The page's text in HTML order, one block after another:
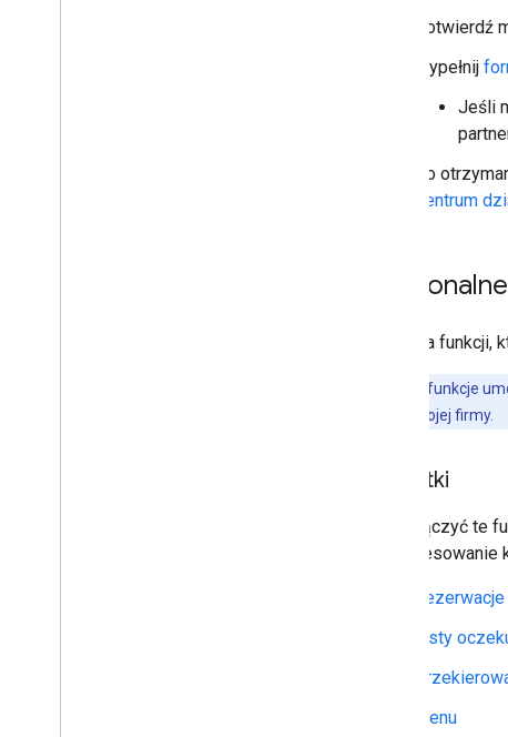
Potwierdź
Wypełnij
Jeśli
Po
Centrum
Oto lista funkcji,
te funkcje
biznesową Twojej firmy.
Dodatki
Aby włączyć te
Listy
Menu